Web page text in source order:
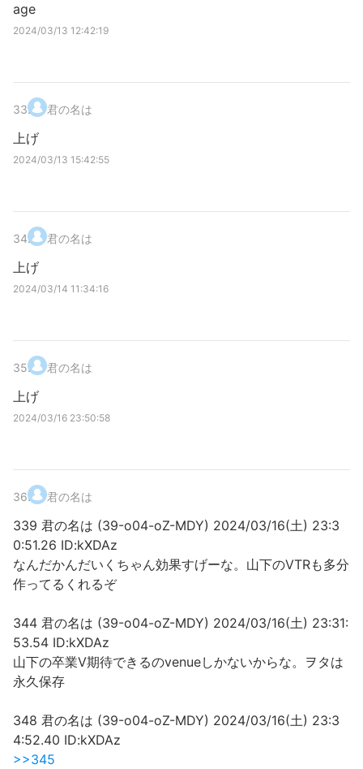
age
2024/03/13 12:42:19
33. 君の名は
上げ
2024/03/13 15:42:55
34. 君の名は
上げ
2024/03/14 11:34:16
35. 君の名は
上げ
2024/03/16 23:50:58
36. 君の名は
339 君の名は (39-o04-oZ-MDY) 2024/03/16(土) 23:3
0:51.26 ID:kXDAz
なんだかんだいくちゃん効果すげーな。山下のVTRも多分
作ってるくれるぞ
344 君の名は (39-o04-oZ-MDY) 2024/03/16(土) 23:31:
53.54 ID:kXDAz
山下の卒業V期待できるのvenueしかないからな。ヲタは
永久保存
348 君の名は (39-o04-oZ-MDY) 2024/03/16(土) 23:3
4:52.40 ID:kXDAz
>>345